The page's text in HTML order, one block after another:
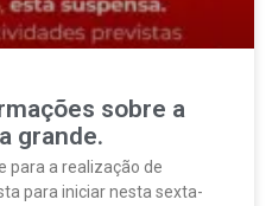
sobre a
grande.
para a realização de
para iniciar nesta sexta-